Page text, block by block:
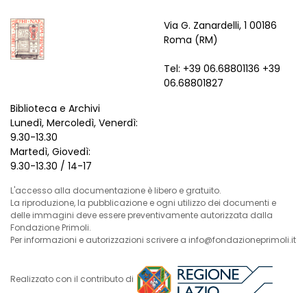
Via G. Zanardelli, 1 00186
Roma (RM)
Tel: +39 06.68801136 +39
06.68801827
Biblioteca e Archivi
Lunedì, Mercoledì, Venerdì:
9.30-13.30
Martedì, Giovedì:
9.30-13.30 / 14-17
L'accesso alla documentazione è libero e gratuito.
La riproduzione, la pubblicazione e ogni utilizzo dei documenti e
delle immagini deve essere preventivamente autorizzata dalla
Fondazione Primoli.
Per informazioni e autorizzazioni scrivere a info@fondazioneprimoli.it
Realizzato con il contributo di